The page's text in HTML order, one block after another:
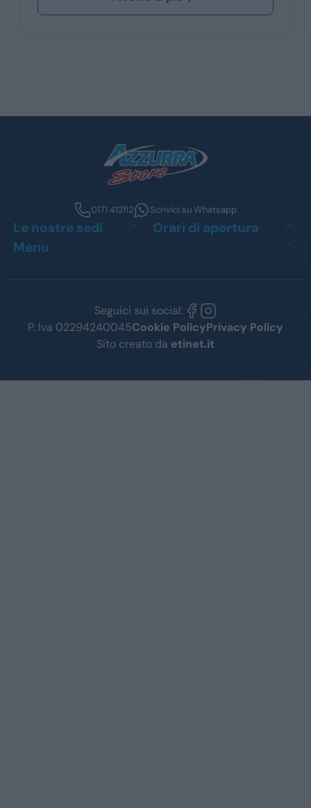
0171 412112 Scrivici su Whatsapp
Le nostre sedi
Orari di apertura
Menu
Seguici sui social:
P. Iva 02294240045Cookie PolicyPrivacy Policy
Sito creato da etinet.it